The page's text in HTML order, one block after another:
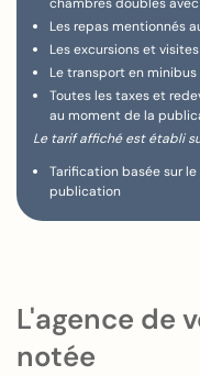
Les repas mentionnés
Les excursions et
Le transport en
Toutes les taxes et
au moment de la
Le tarif affiché est établi
Tarification basée sur
publication
L'agence de
notée